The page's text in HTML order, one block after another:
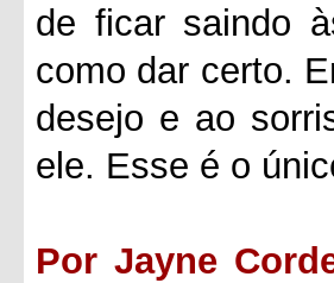
de ficar saindo
como dar certo.
desejo e ao
ele. Esse é o
Por Jayne